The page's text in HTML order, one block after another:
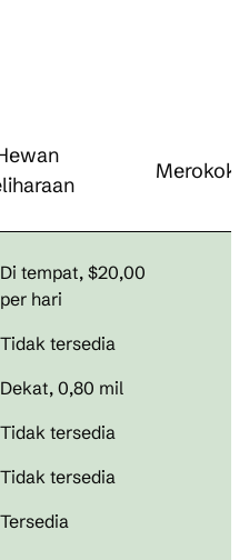
Merokok
Di tempat, $20,00
per hari
Tidak tersedia
Dekat, 0,80 mil
Tidak tersedia
Tidak tersedia
Tersedia